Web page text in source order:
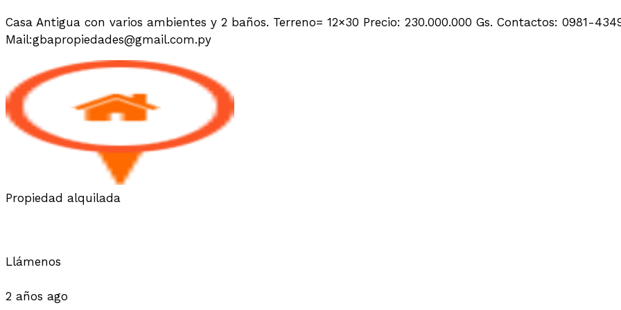
Casa Antigua con varios ambientes y 2 baños. Terreno= 12×30 Precio: 230.000.000 Gs. Contactos: 0981-
Mail:gbapropiedades@gmail.com.py
Propiedad alquilada
Llámenos
2 años ago